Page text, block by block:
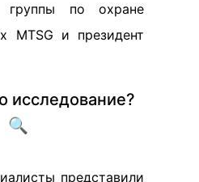
группы по охране
MTSG и президент
исследование?
🔍
представили